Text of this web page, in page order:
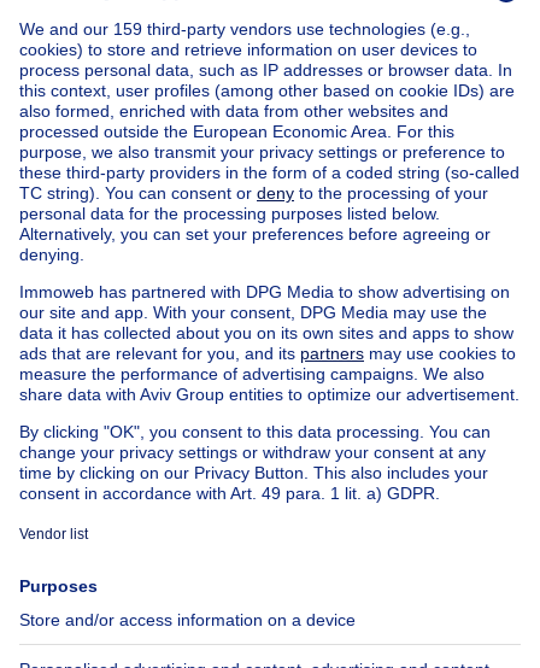
Home Belgium
Flemish Brabant (province)
Leuven (district)
Buy your house in Hoegaarden
House out of BelgiumHouse for sale France
House for sale Spain
House for sale Italy
House for sale Luxembourg
House for sale Netherlands
Our cheap propertiesCheap houses for sale
Cheap apartments for rent
About
Immoweb
Jobs
Axel Springer Group
Tools
Insurances